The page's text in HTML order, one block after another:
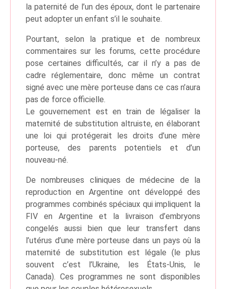
la paternité de l’un des époux, dont le partenaire
peut adopter un enfant s’il le souhaite.
Pourtant, selon la pratique et de nombreux
commentaires sur les forums, cette procédure
pose certaines difficultés, car il n’y a pas de
cadre réglementaire, donc même un contrat
signé avec une mère porteuse dans ce cas n’aura
pas de force officielle.
Le gouvernement est en train de légaliser la
maternité de substitution altruiste, en élaborant
une loi qui protégerait les droits d’une mère
porteuse, des parents potentiels et d’un
nouveau-né.
De nombreuses cliniques de médecine de la
reproduction en Argentine ont développé des
programmes combinés spéciaux qui impliquent la
FIV en Argentine et la livraison d’embryons
congelés aussi bien que leur transfert dans
l’utérus d’une mère porteuse dans un pays où la
maternité de substitution est légale (le plus
souvent c’est l’Ukraine, les États-Unis, le
Canada). Ces programmes ne sont disponibles